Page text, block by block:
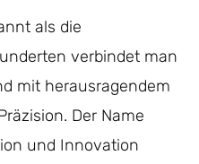
als die
verbindet man
mit herausragendem
Der Name
und Innovation